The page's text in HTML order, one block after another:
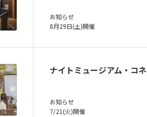
お知らせ
8月29日(土)開催
ナイトミュージアム・コ
お知らせ
7/21(火)開催